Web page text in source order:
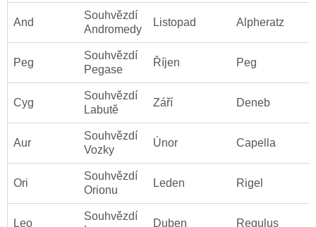
And
Souhvězdí
Andromedy
Listopad Alpheratz
Peg
Souhvězdí
Pegase
Říjen Peg
Cyg
Souhvězdí
Labutě
Září Deneb
Aur
Souhvězdí
Vozky
Únor Capella
Ori
Souhvězdí
Orionu
Leden Rigel
Leo
Souhvězdí
Duben Regulus